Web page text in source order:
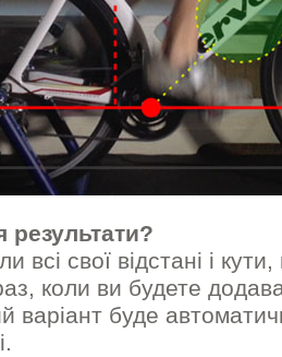
результати?
всі свої відстані і
коли ви будете
варіант буде